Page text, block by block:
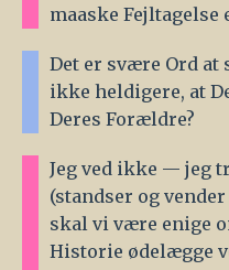
maaske Fejltagelse
Det er svære Ord
ikke heldigere, at
Deres Forældre?
Jeg ved ikke — jeg
(standser og
skal vi være enige
Historie ødelægge